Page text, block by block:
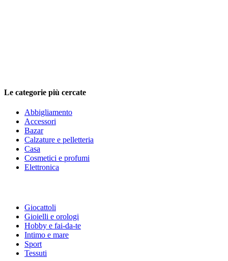
Le categorie più cercate
Abbigliamento
Accessori
Bazar
Calzature e pelletteria
Casa
Cosmetici e profumi
Elettronica
Giocattoli
Gioielli e orologi
Hobby e fai-da-te
Intimo e mare
Sport
Tessuti